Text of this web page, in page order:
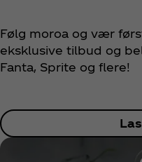
Følg moroa og vær
eksklusive tilbud og
Fanta, Sprite og flere!